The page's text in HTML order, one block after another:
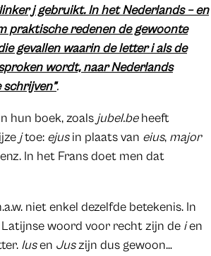
j gebruikt. In het Nederlands – en
praktische redenen de gewoonte
gevallen waarin de letter i als de
wordt, naar Nederlands
.
hun boek, zoals jubel.beheeft
jtoe: ejusin plaats van eius, major
In het Frans doet men dat
niet enkel dezelfde betekenis. In
woord voor recht zijn de ien
Iusen Juszijn dus gewoon…